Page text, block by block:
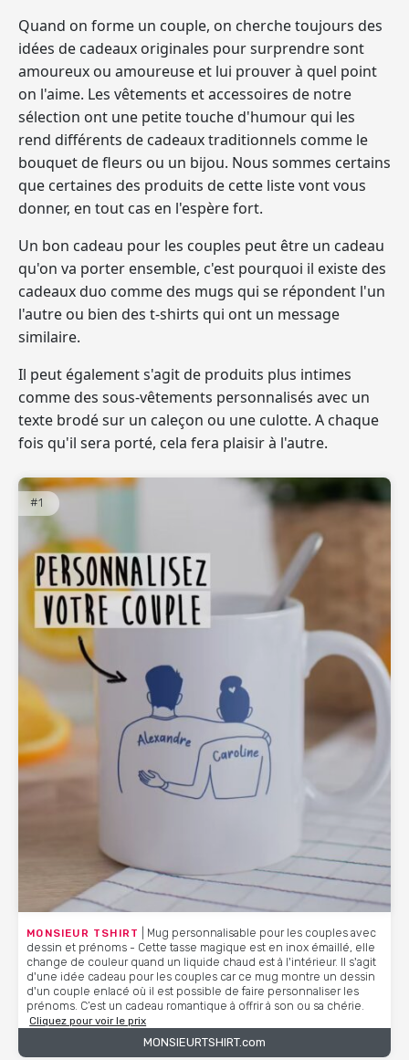
Quand on forme un couple, on cherche toujours des
idées de cadeaux originales pour surprendre sont
amoureux ou amoureuse et lui prouver à quel point
on l'aime. Les vêtements et accessoires de notre
sélection ont une petite touche d'humour qui les
rend différents de cadeaux traditionnels comme le
bouquet de fleurs ou un bijou. Nous sommes certains
que certaines des produits de cette liste vont vous
donner, en tout cas en l'espère fort.
Un bon cadeau pour les couples peut être un cadeau
qu'on va porter ensemble, c'est pourquoi il existe des
cadeaux duo comme des mugs qui se répondent l'un
l'autre ou bien des t-shirts qui ont un message
similaire.
Il peut également s'agit de produits plus intimes
comme des sous-vêtements personnalisés avec un
texte brodé sur un caleçon ou une culotte. A chaque
fois qu'il sera porté, cela fera plaisir à l'autre.
#1
MONSIEUR TSHIRT
| Mug personnalisable pour les couples avec
dessin et prénoms - Cette tasse magique est en inox émaillé, elle
change de couleur quand un liquide chaud est à l'intérieur. Il s'agit
d'une idée cadeau pour les couples car ce mug montre un dessin
d'un couple enlacé où il est possible de faire personnaliser les
prénoms. C’est un cadeau romantique à offrir à son ou sa chérie.
Cliquez pour voir le prix
MONSIEURTSHIRT.com